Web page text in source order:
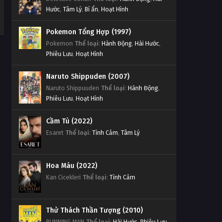
Hước, Tâm Lý, Bí ẩn, Hoạt Hình
Pokemon Tổng Hợp (1997)
Pokemon Thể loại: Hành Động, Hài Hước,
Phiêu Lưu, Hoạt Hình
Naruto Shippuden (2007)
Naruto Shippuuden Thể loại: Hành Động,
Phiêu Lưu, Hoạt Hình
Cầm Tù (2022)
Esaret Thể loại: Tình Cảm, Tâm Lý
Hoa Máu (2022)
Kan Cicekleri Thể loại: Tình Cảm
Thử Thách Thần Tượng (2010)